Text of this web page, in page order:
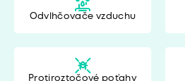
Odvlhčovače vzduchu
Protiroztočové poťahy